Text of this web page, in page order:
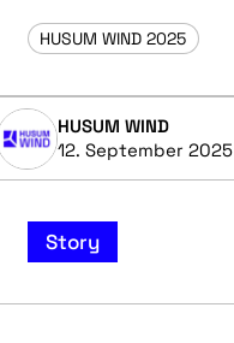
HUSUM WIND 2025
HUSUM WIND
12. September 2025
Story